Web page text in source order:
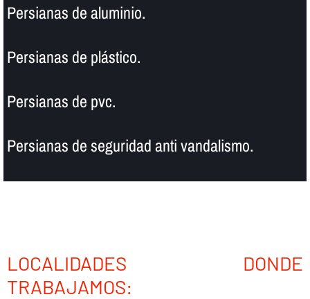
Persianas de aluminio.
Persianas de plástico.
Persianas de pvc.
Persianas de seguridad anti vandalismo.
LOCALIDADES DONDE
TRABAJAMOS: